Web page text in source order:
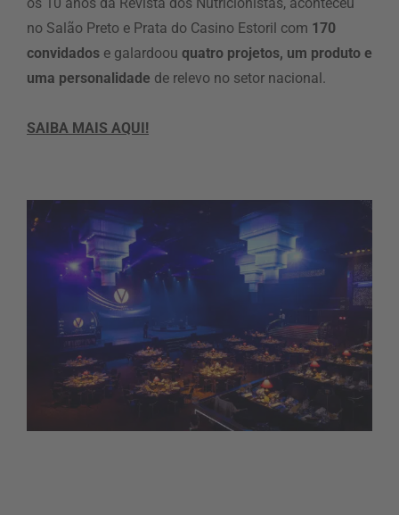
no Salão Preto e Prata do Casino Estoril com 170
convidados e galardoou quatro projetos, um produto e
uma personalidade de relevo no setor nacional.
SAIBA MAIS AQUI!